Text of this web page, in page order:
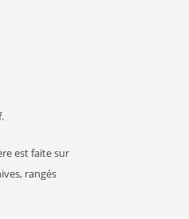
est faite sur
rangés